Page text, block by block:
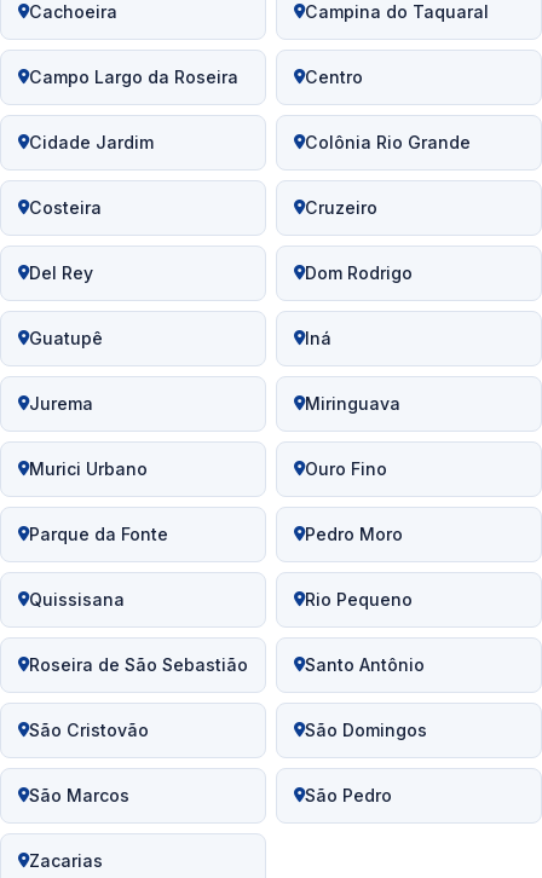
Cachoeira Campina do Taquaral
Campo Largo da Roseira Centro
Cidade Jardim Colônia Rio Grande
Costeira Cruzeiro
Del Rey Dom Rodrigo
Guatupê Iná
Jurema Miringuava
Murici Urbano Ouro Fino
Parque da Fonte Pedro Moro
Quissisana Rio Pequeno
Roseira de São Sebastião Santo Antônio
São Cristovão São Domingos
São Marcos São Pedro
Zacarias